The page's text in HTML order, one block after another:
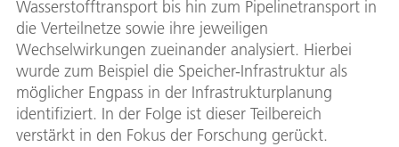
Wasserstofftransport bis hin zum Pipelinetransport in
die Verteilnetze sowie ihre jeweiligen
Wechselwirkungen zueinander analysiert. Hierbei
wurde zum Beispiel die Speicher-Infrastruktur als
möglicher Engpass in der Infrastrukturplanung
identifiziert. In der Folge ist dieser Teilbereich
verstärkt in den Fokus der Forschung gerückt.